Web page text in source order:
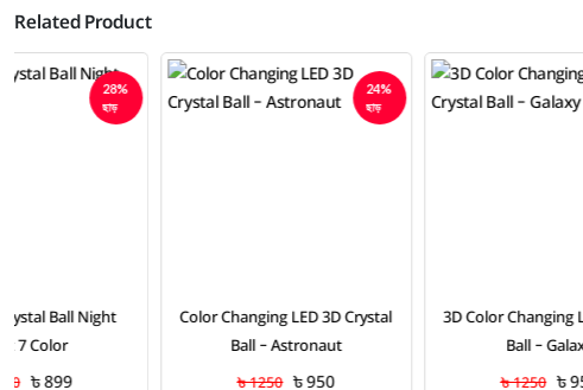
Related Product
ছাড়
Color Changing LED 3D Crystal
ছাড়
3D Color Changing LED Crystal